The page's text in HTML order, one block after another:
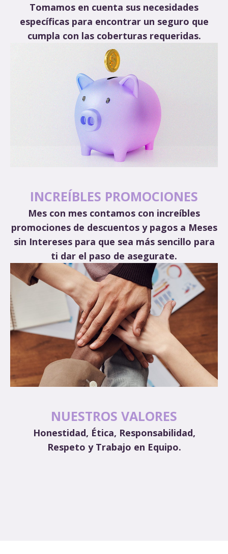
Tomamos en cuenta sus necesidades
específicas para encontrar un seguro que
cumpla con las coberturas requeridas.
INCREÍBLES PROMOCIONES
Mes con mes contamos con increíbles
promociones de descuentos y pagos a Meses
sin Intereses para que sea más sencillo para
ti dar el paso de asegurate.
NUESTROS VALORES
Honestidad, Ética, Responsabilidad,
Respeto y Trabajo en Equipo.